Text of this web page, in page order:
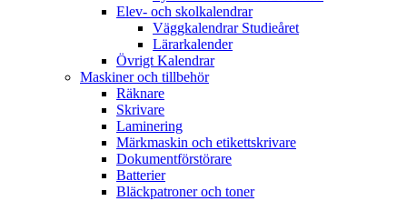
Elev- och skolkalendrar
Väggkalendrar Studieåret
Lärarkalender
Övrigt Kalendrar
Maskiner och tillbehör
Räknare
Skrivare
Laminering
Märkmaskin och etikettskrivare
Dokumentförstörare
Batterier
Bläckpatroner och toner